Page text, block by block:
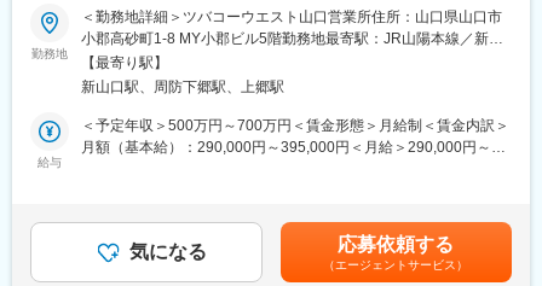
「モノを売る」のではなく、幅広い産業の課題解決を担います。
＜具体的には＞
（1）製造現場の生産ラインや産業機器、自動車や動力機器等に組
み込まれている、モーター・減速機・チェーン・ギア等の”動力伝
達部品”（案件金額：数万～数百万程度）
（2）生産ラインのマテリアルハンドリング、加工、組立等に対す
る自動化、省力化を促進する”大型産業用機械設備・事業プラン
案型営業
・ルート営業が中心です。担当領域によりますが、1人あたり
勤務地
＜勤務地詳細＞ツバコーウエスト山口営業所住所：山口県山口市
小郡高砂町1-8 MY小郡ビル5階勤務地最寄駅：JR山陽本線／新山
口駅受動喫煙対策：屋内全面禁煙変更の範囲：会社の定める事業
所
【最寄り駅】
新山口駅、周防下郷駅、上郷駅
給与
＜予定年収＞500万円～700万円＜賃金形態＞月給制＜賃金内訳＞
月額（基本給）：290,000円～395,000円＜月給＞290,000円～
固定手当を含めた表記です。
気になる 応募依頼する
（エージェントサービス）